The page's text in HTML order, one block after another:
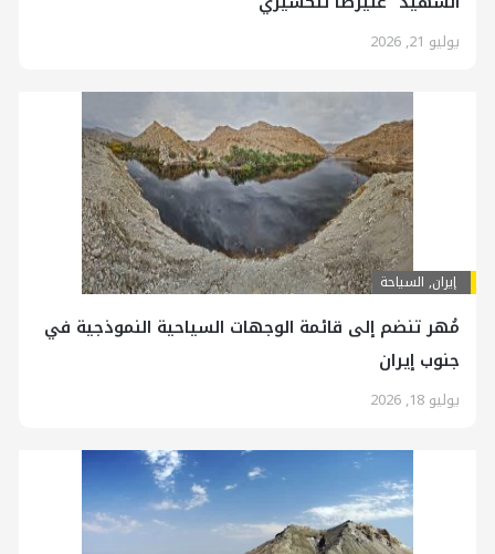
يوليو 21, 2026
إيران, السياحة
مُهر تنضم إلى قائمة الوجهات السياحية النموذجية في
جنوب إيران
يوليو 18, 2026